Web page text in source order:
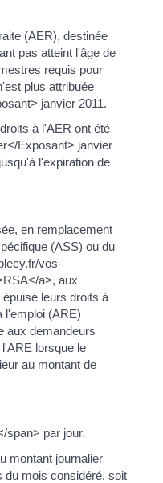
(AER), destinée
pas atteint l'âge de
requis pour
plus attribuée
janvier 2011.
à l'AER ont été
Exposant> janvier
l'expiration de
en remplacement
(ASS) ou du
vos-
a>, aux
leurs droits à
l'emploi (ARE)
aux demandeurs
lorsque le
au montant de
span> par jour.
montant journalier
du mois considéré, soit